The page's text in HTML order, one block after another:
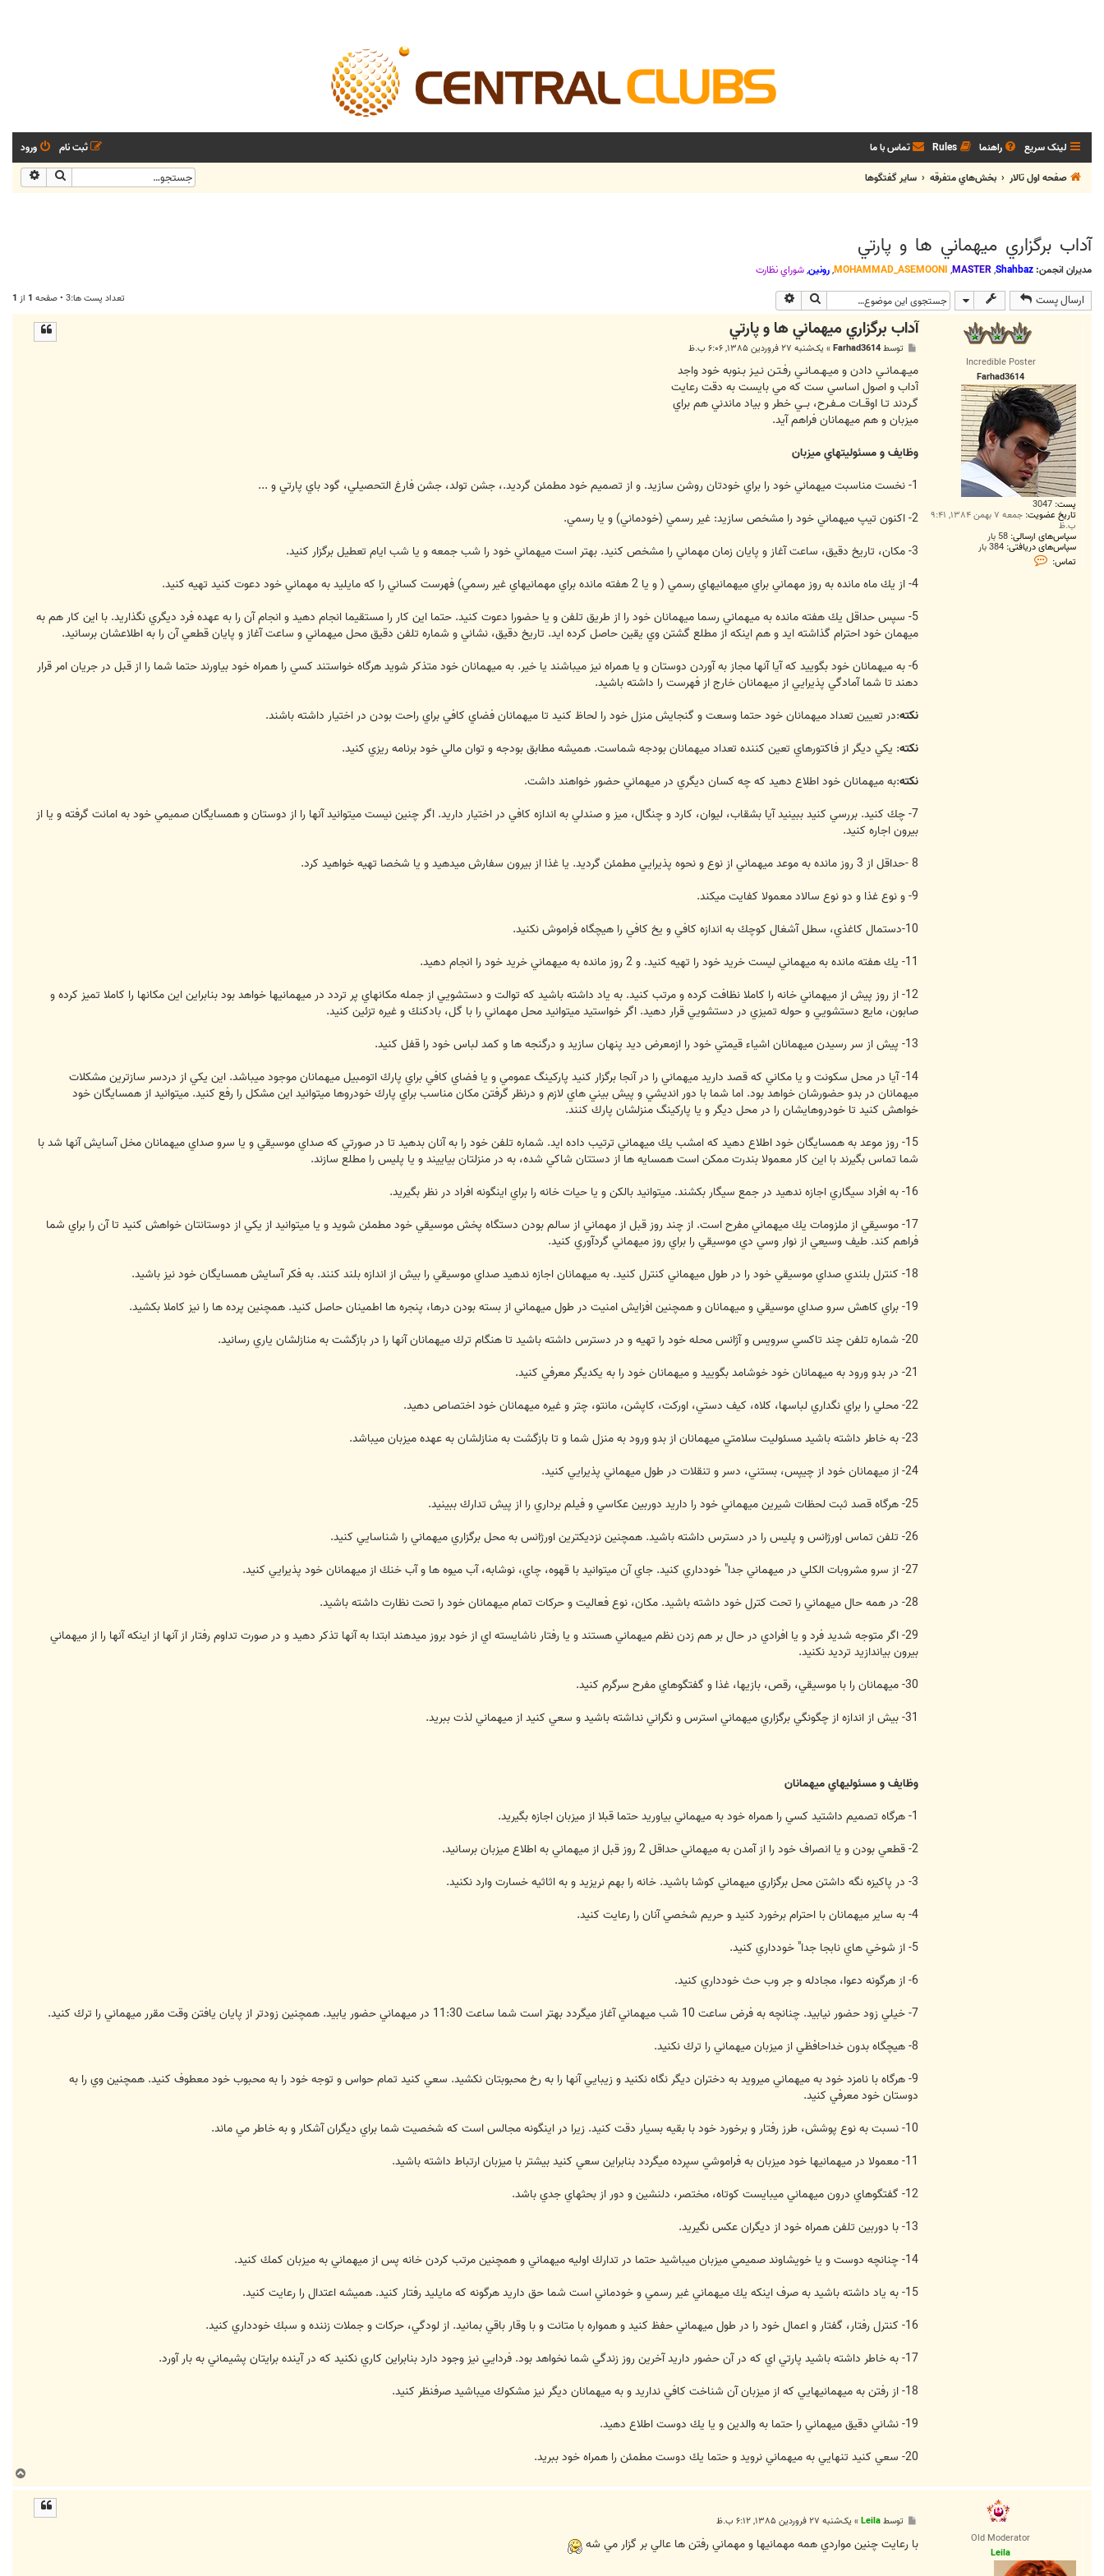
لینک سریع راهنما Rules تماس با ما ورود
ثبت نام
صفحه اول تالار
بخش‌‌هاي متفرقه ساير گفتگوها جستجو
آداب برگزاري ميهماني ها و پارتي
مدیران انجمن: Shahbaz
,
MASTER
,
MOHAMMAD_ASEMOONI
,رونین,شوراي نظارت
ارسال پست جستجو تعداد پست ها:3 • صفحه 1 از 1
Incredible Poster
Farhad3614
پست: 3047
تاریخ عضویت: جمعه ۷ بهمن ۱۳۸۴, ۹:۴۱
ب.ظ
سپاس‌های ارسالی: 58 بار
سپاس‌های دریافتی: 384 بار
تماس:
ت
آداب برگزاري ميهماني ها و پارتي
ت
توسطFarhad3614
» یک‌شنبه ۲۷ فروردین ۱۳۸۵, ۶:۰۶ ب.ظ
ميـهـمانـي دادن و ميـهـمـانـي رفـتـن نـيـز بـنوبه خود واجد
آداب و اصول اساسي ست كه مي بايست به دقت رعايت
گـردند تـا اوقــات مــفـرح، بــي خطر و بياد ماندني هم براي
ميزبان و هم ميهمانان فراهم آيد.
وظايف و مسئوليتهاي ميزبان
1- نخست مناسبت ميهماني خود را براي خودتان روشن سازيد. و از تصميم خود مطمئن گرديد.، جشن تولد، جشن فارغ التحصيلي، گود باي پارتي و ...
2- اكنون تيپ ميهماني خود را مشخص سازيد: غير رسمي (خودماني) و يا رسمي.
3- مكان، تاريخ دقيق، ساعت آغاز و پايان زمان مهماني را مشخص كنيد. بهتر است ميهماني خود را شب جمعه و يا شب ايام تعطيل برگزار كنيد.
4- از يك ماه مانده به روز مهماني براي ميهمانيهاي رسمي ( و يا 2 هفته مانده براي مهمانيهاي غير رسمي) فهرست كساني را كه مايليد به مهماني خود دعوت كنيد تهيه كنيد.
5- سپس حداقل يك هفته مانده به ميهماني رسما ميهمانان خود را از طريق تلفن و يا حضورا دعوت كنيد. حتما اين كار را مستقيما انجام دهيد و انجام آن را به عهده فرد ديگري نگذاريد. با اين كار هم به
ميهمان خود احترام گذاشته ايد و هم اينكه از مطلع گشتن وي يقين حاصل كرده ايد. تاريخ دقيق، نشاني و شماره تلفن دقيق محل ميهماني و ساعت آغاز و پايان قطعي آن را به اطلاعشان برسانيد.
6- به ميهمانان خود بگوييد كه آيا آنها مجاز به آوردن دوستان و يا همراه نيز ميباشند يا خير. به ميهمانان خود متذكر شويد هرگاه خواستند كسي را همراه خود بياورند حتما شما را از قبل در جريان امر قرار
دهند تا شما آمادگي پذيرايي از ميهمانان خارج از فهرست را داشته باشيد.
نكته:در تعيين تعداد ميهمانان خود حتما وسعت و گنجايش منزل خود را لحاظ كنيد تا ميهمانان فضاي كافي براي راحت بودن در اختيار داشته باشند.
نكته: يكي ديگر از فاكتورهاي تعين كننده تعداد ميهمانان بودجه شماست. هميشه مطابق بودجه و توان مالي خود برنامه ريزي كنيد.
نكته:به ميهمانان خود اطلاع دهيد كه چه كسان ديگري در ميهماني حضور خواهند داشت.
7- چك كنيد. بررسي كنيد ببينيد آيا بشقاب، ليوان، كارد و چنگال، ميز و صندلي به اندازه كافي در اختيار داريد. اگر چنين نيست ميتوانيد آنها را از دوستان و همسايگان صميمي خود به امانت گرفته و يا از
بيرون اجاره كنيد.
8 -حداقل از 3 روز مانده به موعد ميهماني از نوع و نحوه پذيرايي مطمئن گرديد. يا غذا از بيرون سفارش ميدهيد و يا شخصا تهيه خواهيد كرد.
9- و نوع غذا و دو نوع سالاد معمولا كفايت ميكند.
10-دستمال كاغذي، سطل آشغال كوچك به اندازه كافي و يخ كافي را هيچگاه فراموش نكنيد.
11- يك هفته مانده به ميهماني ليست خريد خود را تهيه كنيد. و 2 روز مانده به ميهماني خريد خود را انجام دهيد.
12- از روز پيش از ميهماني خانه را كاملا نظافت كرده و مرتب كنيد. به ياد داشته باشيد كه توالت و دستشويي از جمله مكانهاي پر تردد در ميهمانيها خواهد بود بنابراين اين مكانها را كاملا تميز كرده و
صابون، مايع دستشويي و حوله تميزي در دستشويي قرار دهيد. اگر خواستيد ميتوانيد محل مهماني را با گل، بادكنك و غيره تزئين كنيد.
13- پيش از سر رسيدن ميهمانان اشياء قيمتي خود را ازمعرض ديد پنهان سازيد و درگنجه ها و كمد لباس خود را قفل كنيد.
14- آيا در محل سكونت و يا مكاني كه قصد داريد ميهماني را در آنجا برگزار كنيد پاركينگ عمومي و يا فضاي كافي براي پارك اتومبيل ميهمانان موجود ميباشد. اين يكي از دردسر سازترين مشكلات
ميهمانان در بدو حضورشان خواهد بود. اما شما با دور انديشي و پيش بيني هاي لازم و درنظر گرفتن مكان مناسب براي پارك خودروها ميتوانيد اين مشكل را رفع كنيد. ميتوانيد از همسايگان خود
خواهش كنيد تا خودروهايشان را در محل ديگر و يا پاركينگ منزلشان پارك كنند.
15- روز موعد به همسايگان خود اطلاع دهيد كه امشب يك ميهماني ترتيب داده ايد. شماره تلفن خود را به آنان بدهيد تا در صورتي كه صداي موسيقي و يا سرو صداي ميهمانان مخل آسايش آنها شد با
شما تماس بگيرند با اين كار معمولا بندرت ممكن است همسايه ها از دستتان شاكي شده، به در منزلتان بياييند و يا پليس را مطلع سازند.
16- به افراد سيگاري اجازه ندهيد در جمع سيگار بكشند. ميتوانيد بالكن و يا حيات خانه را براي اينگونه افراد در نظر بگيريد.
17- موسيقي از ملزومات يك ميهماني مفرح است. از چند روز قبل از مهماني از سالم بودن دستگاه پخش موسيقي خود مطمئن شويد و يا ميتوانيد از يكي از دوستانتان خواهش كنيد تا آن را براي شما
فراهم كند. طيف وسيعي از نوار وسي دي موسيقي را براي روز ميهماني گردآوري كنيد.
18- كنترل بلندي صداي موسيقي خود را در طول ميهماني كنترل كنيد. به ميهمانان اجازه ندهيد صداي موسيقي را بيش از اندازه بلند كنند. به فكر آسايش همسايگان خود نيز باشيد.
19- براي كاهش سرو صداي موسيقي و ميهمانان و همچنين افزايش امنيت در طول ميهماني از بسته بودن درها، پنجره ها اطمينان حاصل كنيد. همچنين پرده ها را نيز كاملا بكشيد.
20- شماره تلفن چند تاكسي سرويس و آژانس محله خود را تهيه و در دسترس داشته باشيد تا هنگام ترك ميهمانان آنها را در بازگشت به منازلشان ياري رسانيد.
21- در بدو ورود به ميهمانان خود خوشامد بگوييد و ميهمانان خود را به يكديگر معرفي كنيد.
22- محلي را براي نگداري لباسها، كلاه، كيف دستي، اوركت، كاپشن، مانتو، چتر و غيره ميهمانان خود اختصاص دهيد.
23- به خاطر داشته باشيد مسئوليت سلامتي ميهمانان از بدو ورود به منزل شما و تا بازگشت به منازلشان به عهده ميزبان ميباشد.
24- از ميهمانان خود از چيپس، بستني، دسر و تنقلات در طول ميهماني پذيرايي كنيد.
25- هرگاه قصد ثبت لحظات شيرين ميهماني خود را داريد دوربين عكاسي و فيلم برداري را از پيش تدارك ببينيد.
26- تلفن تماس اورژانس و پليس را در دسترس داشته باشيد. همچنين نزديكترين اورژانس به محل برگزاري ميهماني را شناسايي كنيد.
27- از سرو مشروبات الكلي در ميهماني جدا" خودداري كنيد. جاي آن ميتوانيد با قهوه، چاي، نوشابه، آب ميوه ها و آب خنك از ميهمانان خود پذيرايي كنيد.
28- در همه حال ميهماني را تحت كترل خود داشته باشيد. مكان، نوع فعاليت و حركات تمام ميهمانان خود را تحت نظارت داشته باشيد.
29- اگر متوجه شديد فرد و يا افرادي در حال بر هم زدن نظم ميهماني هستند و يا رفتار ناشايسته اي از خود بروز ميدهند ابتدا به آنها تذكر دهيد و در صورت تداوم رفتار از آنها از اينكه آنها را از ميهماني
بيرون بياندازيد ترديد نكنيد.
30- ميهمانان را با موسيقي، رقص، بازيها، غذا و گفتگوهاي مفرح سرگرم كنيد.
31- بيش از اندازه از چگونگي برگزاري ميهماني استرس و نگراني نداشته باشيد و سعي كنيد از ميهماني لذت ببريد.
وظايف و مسئوليهاي ميهمانان
1- هرگاه تصميم داشتيد كسي را همراه خود به ميهماني بياوريد حتما قبلا از ميزبان اجازه بگيريد.
2- قطعي بودن و يا انصراف خود را از آمدن به ميهماني حداقل 2 روز قبل از ميهماني به اطلاع ميزبان برسانيد.
3- در پاكيزه نگه داشتن محل برگزاري ميهماني كوشا باشيد. خانه را بهم نريزيد و به اثاثيه خسارت وارد نكنيد.
4- به ساير ميهمانان با احترام برخورد كنيد و حريم شخصي آنان را رعايت كنيد.
5- از شوخي هاي نابجا جدا" خودداري كنيد.
6- از هرگونه دعوا، مجادله و جر وب حث خودداري كنيد.
7- خيلي زود حضور نيابيد. چنانچه به فرض ساعت 10 شب ميهماني آغاز ميگردد بهتر است شما ساعت 11:30 در ميهماني حضور يابيد. همچنين زودتر از پايان يافتن وقت مقرر ميهماني را ترك كنيد.
8- هيچگاه بدون خداحافظي از ميزبان ميهماني را ترك نكنيد.
9- هرگاه با نامزد خود به ميهماني ميرويد به دختران ديگر نگاه نكنيد و زيبايي آنها را به رخ محبوبتان نكشيد. سعي كنيد تمام حواس و توجه خود را به محبوب خود معطوف كنيد. همچنين وي را به
دوستان خود معرفي كنيد.
10- نسبت به نوع پوشش، طرز رفتار و برخورد خود با بقيه بسيار دقت كنيد. زيرا در اينگونه مجالس است كه شخصيت شما براي ديگران آشكار و به خاطر مي ماند.
11- معمولا در ميهمانيها خود ميزبان به فراموشي سپرده ميگردد بنابراين سعي كنيد بيشتر با ميزبان ارتباط داشته باشيد.
12- گفتگوهاي درون ميهماني ميبايست كوتاه، مختصر، دلنشين و دور از بحثهاي جدي باشد.
13- با دوربين تلفن همراه خود از ديگران عكس نگيريد.
14- چنانچه دوست و يا خويشاوند صميمي ميزبان ميباشيد حتما در تدارك اوليه ميهماني و همچنين مرتب كردن خانه پس از ميهماني به ميزبان كمك كنيد.
15- به ياد داشته باشيد به صرف اينكه يك ميهماني غير رسمي و خودماني است شما حق داريد هرگونه كه مايليد رفتار كنيد. هميشه اعتدال را رعايت كنيد.
16- كنترل رفتار، گفتار و اعمال خود را در طول ميهماني حفظ كنيد و همواره با متانت و با وقار باقي بمانيد. از لودگي، حركات و جملات زننده و سبك خودداري كنيد.
17- به خاطر داشته باشيد پارتي اي كه در آن حضور داريد آخرين روز زندگي شما نخواهد بود. فردايي نيز وجود دارد بنابراين كاري نكنيد كه در آينده برايتان پشيماني به بار آورد.
18- از رفتن به ميهمانيهايي كه از ميزبان آن شناخت كافي نداريد و به ميهمانان ديگر نيز مشكوك ميباشيد صرفنظر كنيد.
19- نشاني دقيق ميهماني را حتما به والدين و يا يك دوست اطلاع دهيد.
20- سعي كنيد تنهايي به ميهماني نرويد و حتما يك دوست مطمئن را همراه خود ببريد.
ا
Old Moderator
Leila
ت
توسطLeila
» یک‌شنبه ۲۷ فروردین ۱۳۸۵, ۶:۱۲ ب.ظ
با رعايت چنين مواردي همه مهمانيها و مهماني رفتن ها عالي بر گزار مي شه